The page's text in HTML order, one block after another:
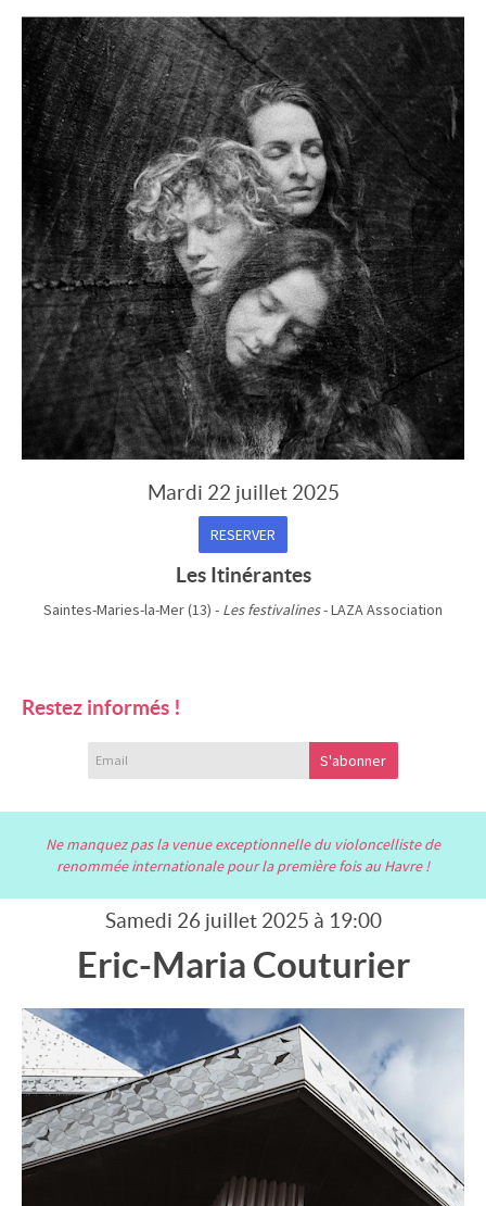
Mardi 22 juillet 2025
RESERVER
Les Itinérantes
Saintes-Maries-la-Mer (13) - Les festivalines- LAZA Association
Restez informés !
S'abonner
Ne manquez pas la venue exceptionnelle du violoncelliste de
renommée internationale pour la première fois au Havre !
Samedi 26 juillet 2025 à 19:00
Eric-Maria Couturier